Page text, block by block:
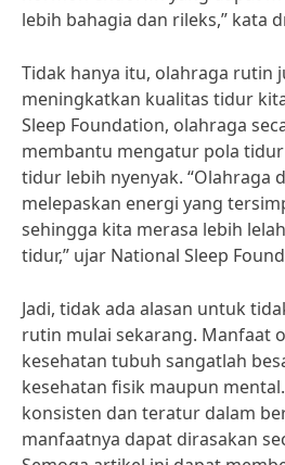
lebih bahagia dan rileks,” kata
Tidak hanya itu, olahraga rutin
meningkatkan kualitas tidur
Sleep Foundation, olahraga
membantu mengatur pola
tidur lebih nyenyak. “Olahraga
melepaskan energi yang
sehingga kita merasa lebih
tidur,” ujar National Sleep
Jadi, tidak ada alasan untuk
rutin mulai sekarang. Manfaat
kesehatan tubuh sangatlah
kesehatan fisik maupun
konsisten dan teratur dalam
manfaatnya dapat dirasakan